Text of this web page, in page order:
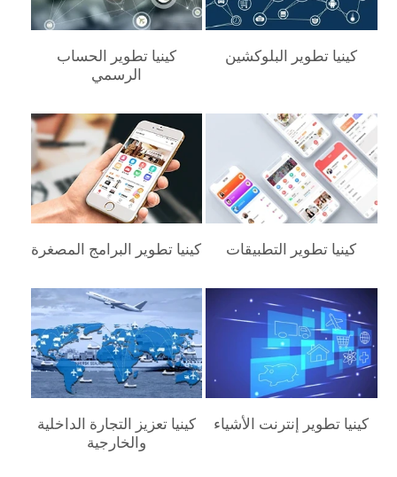
كينيا‎ تطوير البلوكشين
كينيا‎ تطوير الحساب
الرسمي
كينيا‎ تطوير التطبيقات كينيا‎ تطوير البرامج المصغرة
كينيا‎ تطوير إنترنت الأشياء
كينيا‎ تعزيز التجارة الداخلية
والخارجية